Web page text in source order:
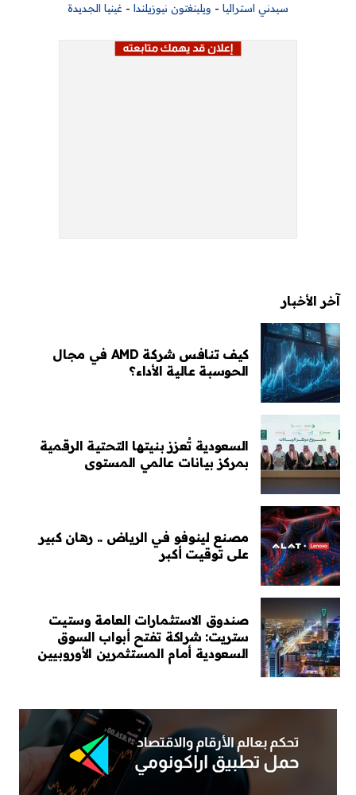
سيدني استراليا - ويلينغتون نيوزيلندا - غينيا الجديدة
آخر الأخبار
كيف تنافس شركة AMD في مجال
الحوسبة عالية الأداء؟
السعودية تُعزز بنيتها التحتية الرقمية
بمركز بيانات عالمي المستوى
مصنع لينوفو في الرياض .. رهان كبير
على توقيت أكبر
صندوق الاستثمارات العامة وستيت
ستريت: شراكة تفتح أبواب السوق
السعودية أمام المستثمرين الأوروبيين